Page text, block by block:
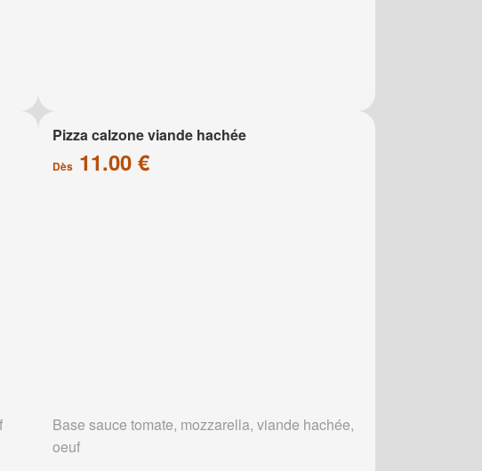
Pizza calzone viande hachée
Dès 11.00 €
Base sauce tomate, mozzarella, viande hachée,
oeuf